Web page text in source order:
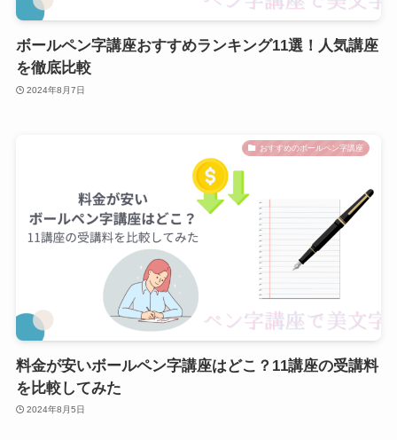
ボールペン字講座おすすめランキング11選！人気講座
を徹底比較
2024年8月7日
おすすめのボールペン字講座
料金が安いボールペン字講座はどこ？11講座の受講料
を比較してみた
2024年8月5日